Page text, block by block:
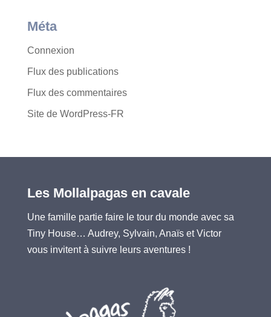
Méta
Connexion
Flux des publications
Flux des commentaires
Site de WordPress-FR
Les Mollalpagas en cavale
Une famille partie faire le tour du monde avec sa
Tiny House… Audrey, Sylvain, Anaïs et Victor
vous invitent à suivre leurs aventures !